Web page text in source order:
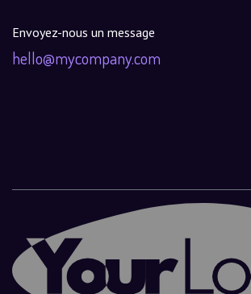
Envoyez-nous un message
hello@mycompany.com